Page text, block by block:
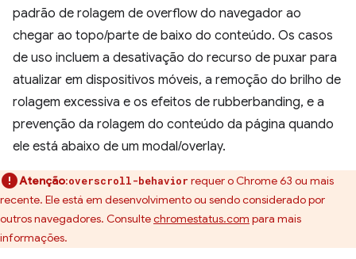
padrão de rolagem de overflow do navegador ao
chegar ao topo/parte de baixo do conteúdo. Os casos
de uso incluem a desativação do recurso de puxar para
atualizar em dispositivos móveis, a remoção do brilho de
rolagem excessiva e os efeitos de rubberbanding, e a
prevenção da rolagem do conteúdo da página quando
ele está abaixo de um modal/overlay.
Atenção:overscroll-behavior requer o Chrome 63 ou mais
recente. Ele está em desenvolvimento ou sendo considerado por
outros navegadores. Consultechromestatus.com para mais
informações.